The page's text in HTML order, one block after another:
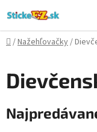
na
obsah
Domov
/Nažehľovačky/